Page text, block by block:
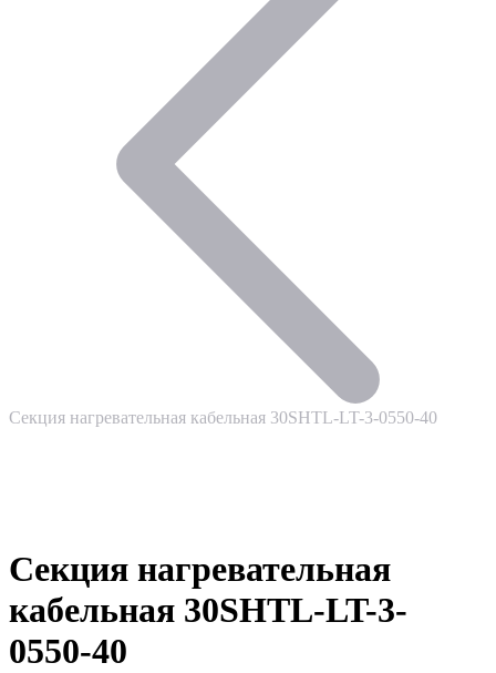
Секция нагревательная кабельная 30SHTL-LT-3-0550-40
Секция нагревательная
кабельная 30SHTL-LT-3-
0550-40